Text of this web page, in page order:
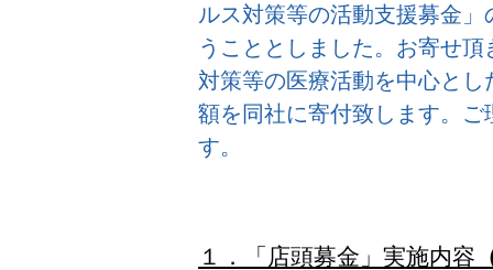
ルス対策等の活動支援募金
うこととしました。お寄せ
対策等の医療活動を中心と
額を同社に寄付致します。
す。
１．「店頭募金」実施内容